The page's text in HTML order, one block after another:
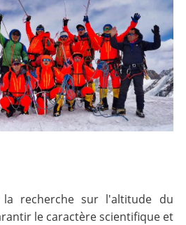
recherche sur l'altitude du
le caractère scientifique et